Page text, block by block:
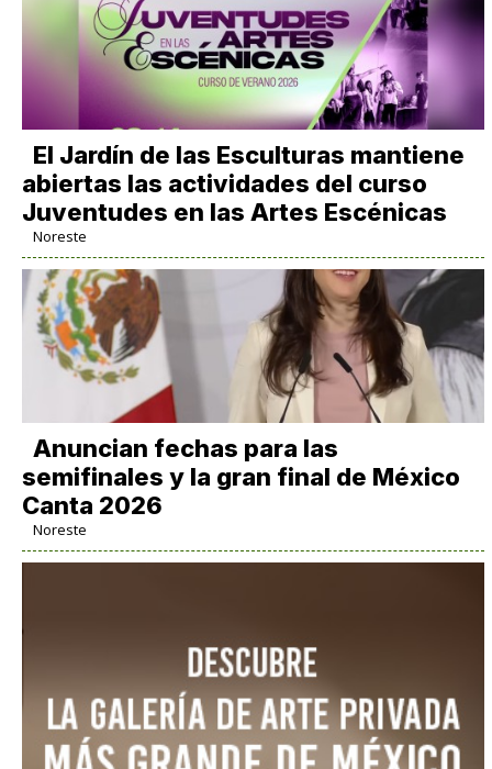
El Jardín de las Esculturas mantiene
abiertas las actividades del curso
Juventudes en las Artes Escénicas
Noreste
Anuncian fechas para las
semifinales y la gran final de México
Canta 2026
Noreste